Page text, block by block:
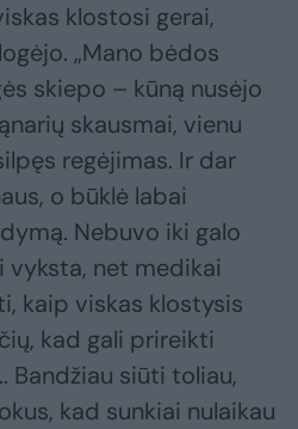
klostosi gerai,
„Mano bėdos
skiepo – kūną nusėjo
skausmai, vienu
regėjimas. Ir dar
o būklė labai
Nebuvo iki galo
vyksta, net medikai
kaip viskas klostysis
kad gali prireikti
Bandžiau siūti toliau,
kad sunkiai nulaikau